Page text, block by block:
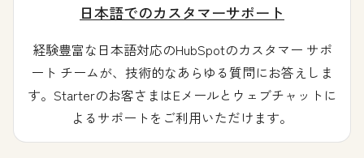
日本語でのカスタマーサポート
経験豊富な日本語対応のHubSpotのカスタマー サポ
ート チームが、技術的なあらゆる質問にお答えしま
す。Starterのお客さまはEメールとウェブチャットに
よるサポートをご利用いただけます。